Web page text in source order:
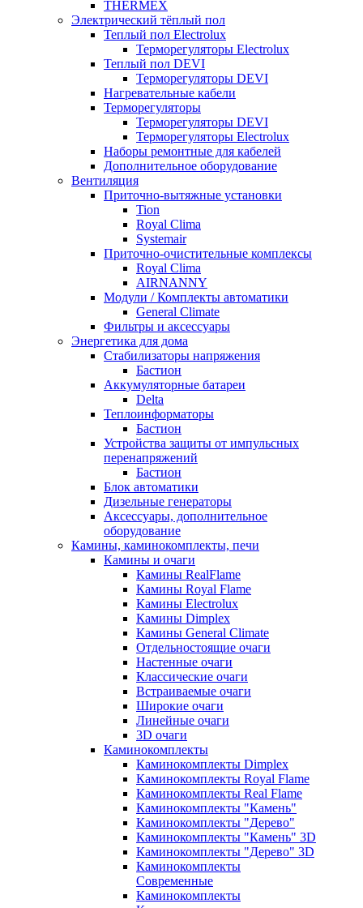
THERMEX
Электрический тёплый пол
Теплый пол Electrolux
Терморегуляторы Electrolux
Теплый пол DEVI
Терморегуляторы DEVI
Нагревательные кабели
Терморегуляторы
Терморегуляторы DEVI
Терморегуляторы Electrolux
Наборы ремонтные для кабелей
Дополнительное оборудование
Вентиляция
Приточно-вытяжные установки
Tion
Royal Clima
Systemair
Приточно-очистительные комплексы
Royal Clima
AIRNANNY
Модули / Комплекты автоматики
General Climate
Фильтры и аксессуары
Энергетика для дома
Стабилизаторы напряжения
Бастион
Аккумуляторные батареи
Delta
Теплоинформаторы
Бастион
Устройства защиты от импульсных
перенапряжений
Бастион
Блок автоматики
Дизельные генераторы
Аксессуары, дополнительное
оборудование
Камины, каминокомплекты, печи
Камины и очаги
Камины RealFlame
Камины Royal Flame
Камины Electrolux
Камины Dimplex
Камины General Climate
Отдельностоящие очаги
Настенные очаги
Классические очаги
Встраиваемые очаги
Широкие очаги
Линейные очаги
3D очаги
Каминокомплекты
Каминокомплекты Dimplex
Каминокомплекты Royal Flame
Каминокомплекты Real Flame
Каминокомплекты "Камень"
Каминокомплекты "Дерево"
Каминокомплекты "Камень" 3D
Каминокомплекты "Дерево" 3D
Каминокомплекты
Современные
Каминокомплекты